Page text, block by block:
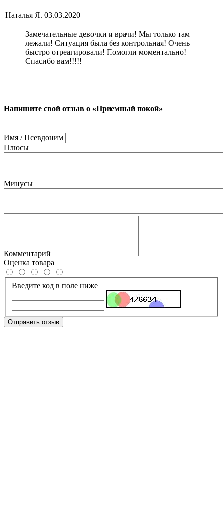
Наталья Я. 03.03.2020
Замечательные девочки и врачи! Мы только там
лежали! Ситуация была без контрольная! Очень
быстро отреагировали! Помогли моментально!
Спасибо вам!!!!!
Напишите свой отзыв о «Приемный покой»
Имя / Псевдоним
Плюсы
Минусы
Комментарий
Оценка товара
Введите код в поле ниже
Отправить отзыв